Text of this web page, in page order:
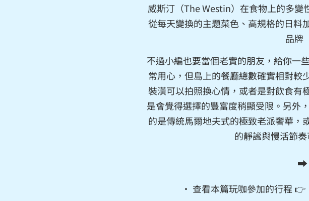
威斯汀（The Westin）在食物上的多變
從每天變換的主題菜色、高規格的日料
品牌
不過小編也要當個老實的朋友，給你一
常用心，但島上的餐廳總數確實相對較
裝潢可以拍照換心情，或者是對飲食有
是會覺得選擇的豐富度稍顯受限。另外
的是傳統馬爾地夫式的極致老派奢華，
的靜謐與慢活節
➡️
• 查看本篇玩咖參加的行程 👉